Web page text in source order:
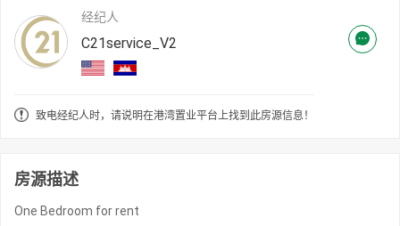
经纪人
C21service_V2
致电经纪人时，请说明在港湾置业平台上找到此房源信息！
房源描述
One Bedroom for rent